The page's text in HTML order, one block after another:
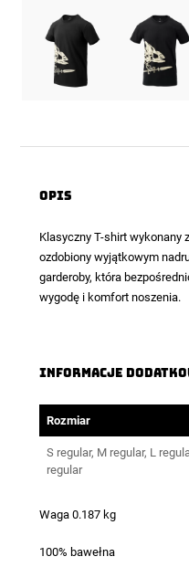
Opis
Klasyczny T-shirtwykonany
ozdobiony wyjątkowym
garderoby, która
wygodę i komfort noszenia.
Informacje
Rozmiar
S regular, M regular, L
regular
Waga 0.187 kg
100% bawełna